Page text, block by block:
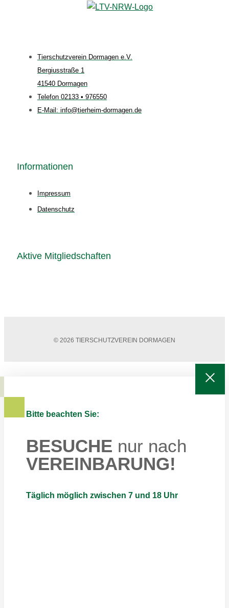
Tierschutzverein Dormagen e.V.
Bergiusstraße 1
41540 Dormagen
Telefon 02133 • 976550
E-Mail: info@tierheim-dormagen.de
Informationen
Impressum
Datenschutz
Aktive Mitgliedschaften
© 2026 TIERSCHUTZVEREIN DORMAGEN
Bitte beachten Sie:
BESUCHE nur nach
VEREINBARUNG!
Täglich möglich zwischen 7 und 18 Uhr